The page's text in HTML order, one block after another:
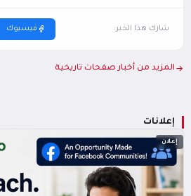
إعلانات
إعلان
شارك هذا الخبر: فيسبوك
المزيد من أخبار صفحات تاريخية